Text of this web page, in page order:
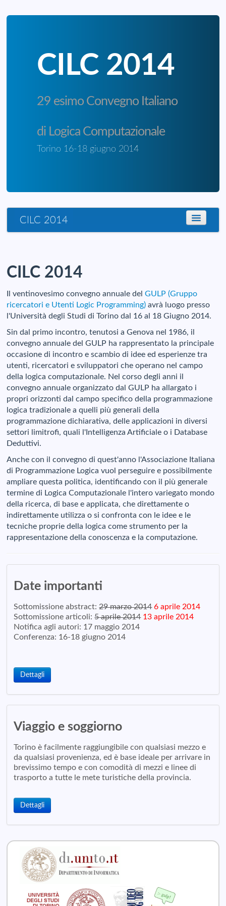
CILC 2014
29 esimo Convegno Italiano
di Logica Computazionale
Torino 16-18 giugno 2014
CILC 2014
Programma
Viaggio e Soggiorno
Registrazione
Contatti
Foto
CILC 2014
Il ventinovesimo convegno annuale delGULP (Gruppo
ricercatori e Utenti Logic Programming) avrà luogo presso
l'Università degli Studi di Torino dal 16 al 18 Giugno 2014.
Sin dal primo incontro, tenutosi a Genova nel 1986, il
convegno annuale del GULP ha rappresentato la principale
occasione di incontro e scambio di idee ed esperienze tra
utenti, ricercatori e sviluppatori che operano nel campo
della logica computazionale. Nel corso degli anni il
convegno annuale organizzato dal GULP ha allargato i
propri orizzonti dal campo specifico della programmazione
logica tradizionale a quelli più generali della
programmazione dichiarativa, delle applicazioni in diversi
settori limitrofi, quali l'Intelligenza Artificiale o i Database
Deduttivi.
Anche con il convegno di quest'anno l'Associazione Italiana
di Programmazione Logica vuol perseguire e possibilmente
ampliare questa politica, identificando con il più generale
termine di Logica Computazionale l'intero variegato mondo
della ricerca, di base e applicata, che direttamente o
indirettamente utilizza o si confronta con le idee e le
tecniche proprie della logica come strumento per la
rappresentazione della conoscenza e la computazione.
Date importanti
Sottomissione abstract:29 marzo 2014 6 aprile 2014
Sottomissione articoli:5 aprile 2014 13 aprile 2014
Notifica agli autori: 17 maggio 2014
Conferenza: 16-18 giugno 2014
Dettagli
Viaggio e soggiorno
Torino è facilmente raggiungibile con qualsiasi mezzo e
da qualsiasi provenienza, ed è base ideale per arrivare in
brevissimo tempo e con comodità di mezzi e linee di
trasporto a tutte le mete turistiche della provincia.
Dettagli